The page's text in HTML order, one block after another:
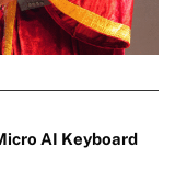
AI Keyboard